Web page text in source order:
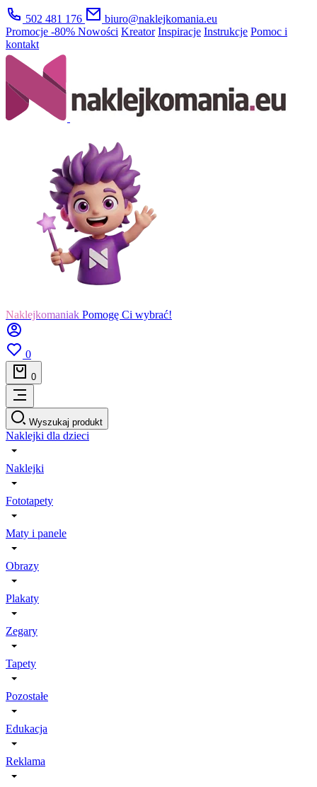
502 481 176
biuro@naklejkomania.eu
Promocje -80% Nowości Kreator Inspiracje Instrukcje Pomoc i
kontakt
Naklejkomaniak Pomogę Ci wybrać!
0
0
Wyszukaj produkt
Naklejki dla dzieci
Naklejki
Fototapety
Maty i panele
Obrazy
Plakaty
Zegary
Tapety
Pozostałe
Edukacja
Reklama